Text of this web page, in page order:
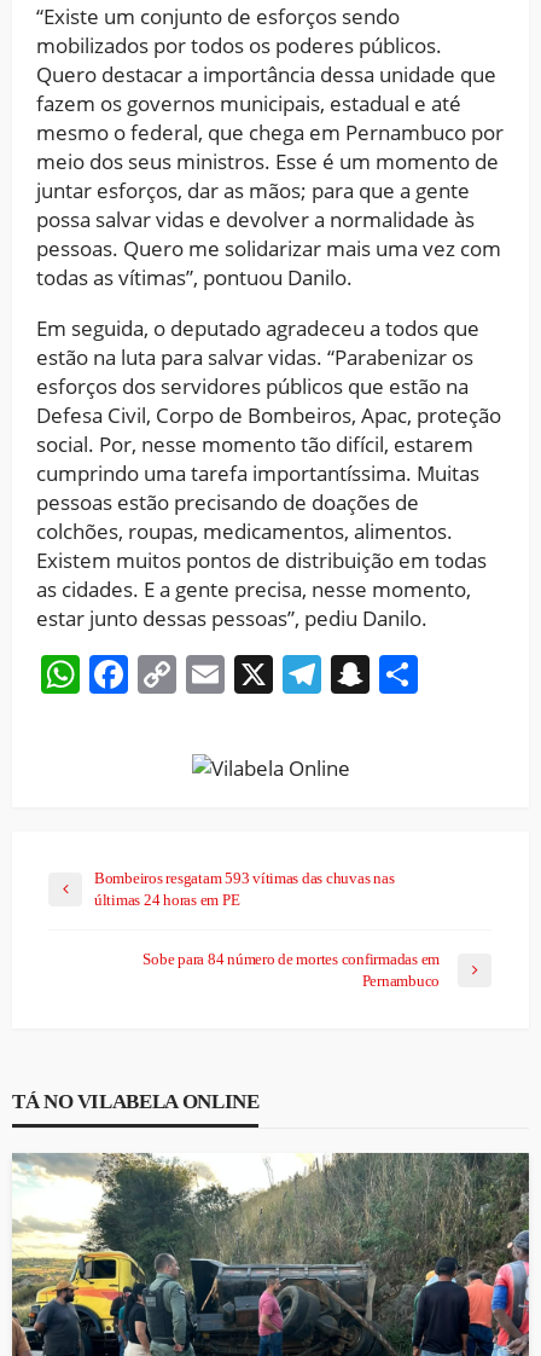
“Existe um conjunto de esforços sendo
mobilizados por todos os poderes públicos.
Quero destacar a importância dessa unidade que
fazem os governos municipais, estadual e até
mesmo o federal, que chega em Pernambuco por
meio dos seus ministros. Esse é um momento de
juntar esforços, dar as mãos; para que a gente
possa salvar vidas e devolver a normalidade às
pessoas. Quero me solidarizar mais uma vez com
todas as vítimas”, pontuou Danilo.
Em seguida, o deputado agradeceu a todos que
estão na luta para salvar vidas. “Parabenizar os
esforços dos servidores públicos que estão na
Defesa Civil, Corpo de Bombeiros, Apac, proteção
social. Por, nesse momento tão difícil, estarem
cumprindo uma tarefa importantíssima. Muitas
pessoas estão precisando de doações de
colchões, roupas, medicamentos, alimentos.
Existem muitos pontos de distribuição em todas
as cidades. E a gente precisa, nesse momento,
estar junto dessas pessoas”, pediu Danilo.
WhatsApp
Facebook
CopyEmail
X Telegram
Snapchat
Bombeiros resgatam 593 vítimas das chuvas nas
últimas 24 horas em PE
Sobe para 84 número de mortes confirmadas em
Pernambuco
TÁ NO VILABELA ONLINE